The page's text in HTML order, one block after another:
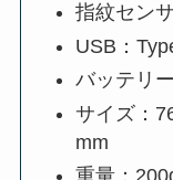
指紋セン
USB：
バッテリ
サイズ：
mm
重量：